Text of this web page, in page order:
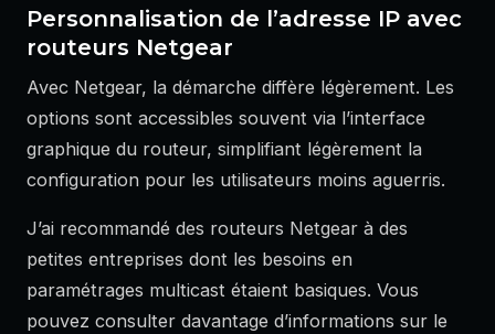
Personnalisation de l’adresse IP avec
routeurs Netgear
Avec Netgear, la démarche diffère légèrement. Les
options sont accessibles souvent via l’interface
graphique du routeur, simplifiant légèrement la
configuration pour les utilisateurs moins aguerris.
J’ai recommandé des routeurs Netgear à des
petites entreprises dont les besoins en
paramétrages multicast étaient basiques. Vous
pouvez consulter davantage d’informations sur le